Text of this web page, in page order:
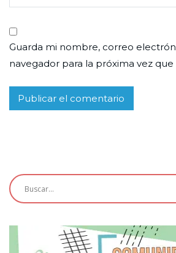
Guarda mi nombre, correo
navegador para la próxima vez